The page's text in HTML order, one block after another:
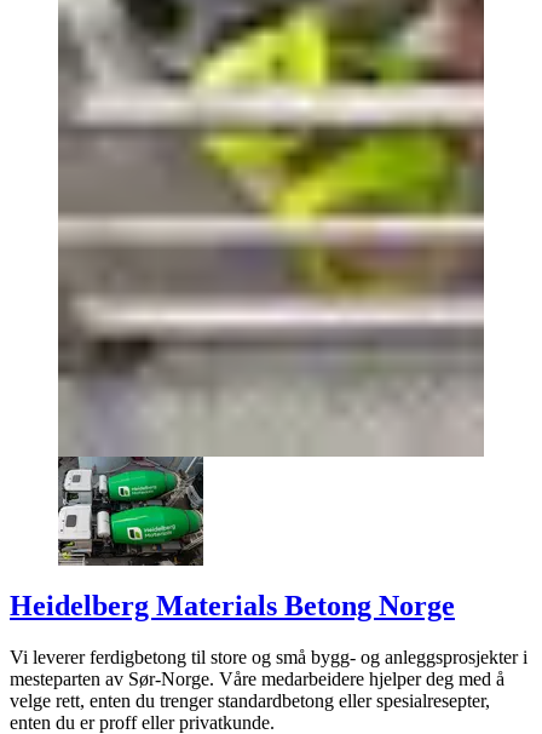
Heidelberg Materials Betong Norge
Vi leverer ferdigbetong til store og små bygg- og anleggsprosjekter i
mesteparten av Sør-Norge. Våre medarbeidere hjelper deg med å
velge rett, enten du trenger standardbetong eller spesialresepter,
enten du er proff eller privatkunde.